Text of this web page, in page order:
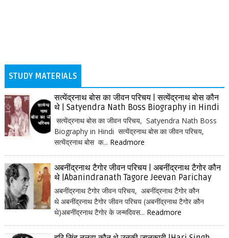
STUDY MATERIALS
सत्येंद्रनाथ बोस का जीवन परिचय | सत्येंद्रनाथ बोस कौन
थे | Satyendra Nath Boss Biography in Hindi
सत्येंद्रनाथ बोस का जीवन परिचय, Satyendra Nath Boss
Biography in Hindi सत्येंद्रनाथ बोस का जीवन परिचय,
सत्येंद्रनाथ बोस क... Readmore
अबनींद्रनाथ टैगोर जीवन परिचय | अबनींद्रनाथ टैगोर कौन
थे |Abanindranath Tagore Jeevan Parichay
अबनींद्रनाथ टैगोर जीवन परिचय, अबनींद्रनाथ टैगोर कौन
थे अबनींद्रनाथ टैगोर जीवन परिचय (अबनींद्रनाथ टैगोर कौन
थे)अबनींद्रनाथ टैगोर के जन्मदिवस... Readmore